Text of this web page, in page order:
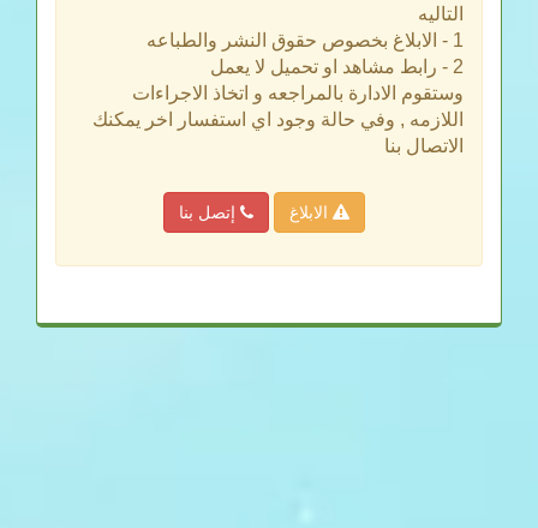
التاليه
1 - الابلاغ بخصوص حقوق النشر والطباعه
2 - رابط مشاهد او تحميل لا يعمل
وستقوم الادارة بالمراجعه و اتخاذ الاجراءات
اللازمه , وفي حالة وجود اي استفسار اخر يمكنك
الاتصال بنا
الابلاغ إتصل بنا